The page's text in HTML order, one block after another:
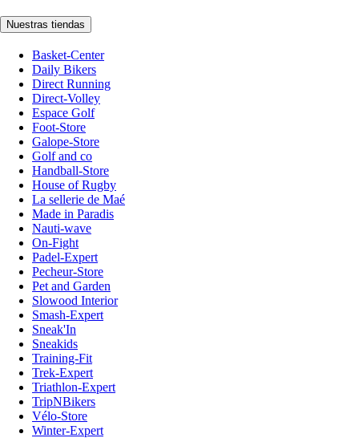
Nuestras tiendas
Basket-Center
Daily Bikers
Direct Running
Direct-Volley
Espace Golf
Foot-Store
Galope-Store
Golf and co
Handball-Store
House of Rugby
La sellerie de Maé
Made in Paradis
Nauti-wave
On-Fight
Padel-Expert
Pecheur-Store
Pet and Garden
Slowood Interior
Smash-Expert
Sneak'In
Sneakids
Training-Fit
Trek-Expert
Triathlon-Expert
TripNBikers
Vélo-Store
Winter-Expert